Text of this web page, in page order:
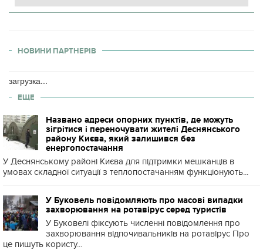
НОВИНИ ПАРТНЕРІВ
загрузка...
ЕЩЕ
Названо адреси опорних пунктів, де можуть
зігрітися і переночувати жителі Деснянського
району Києва, який залишився без
енергопостачання
У Деснянському районі Києва для підтримки мешканців в
умовах складної ситуації з теплопостачанням функціонують...
У Буковель повідомляють про масові випадки
захворювання на ротавірус серед туристів
У Буковелі фіксують численні повідомлення про
захворювання відпочивальників на ротавірус Про
це пишуть користу...